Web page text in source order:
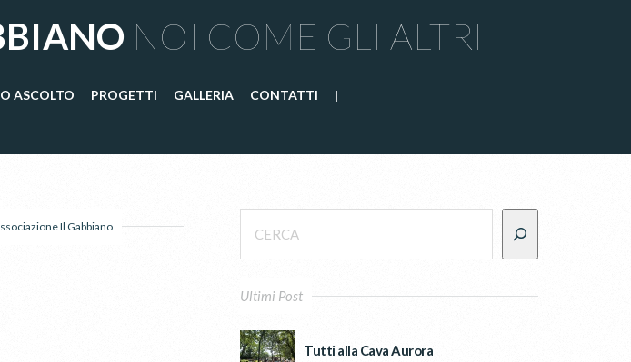
NOI COME GLI ALTRI
ASCOLTO PROGETTI GALLERIA CONTATTI
|
Il Gabbiano
Ultimi Post
Tutti alla Cava Aurora